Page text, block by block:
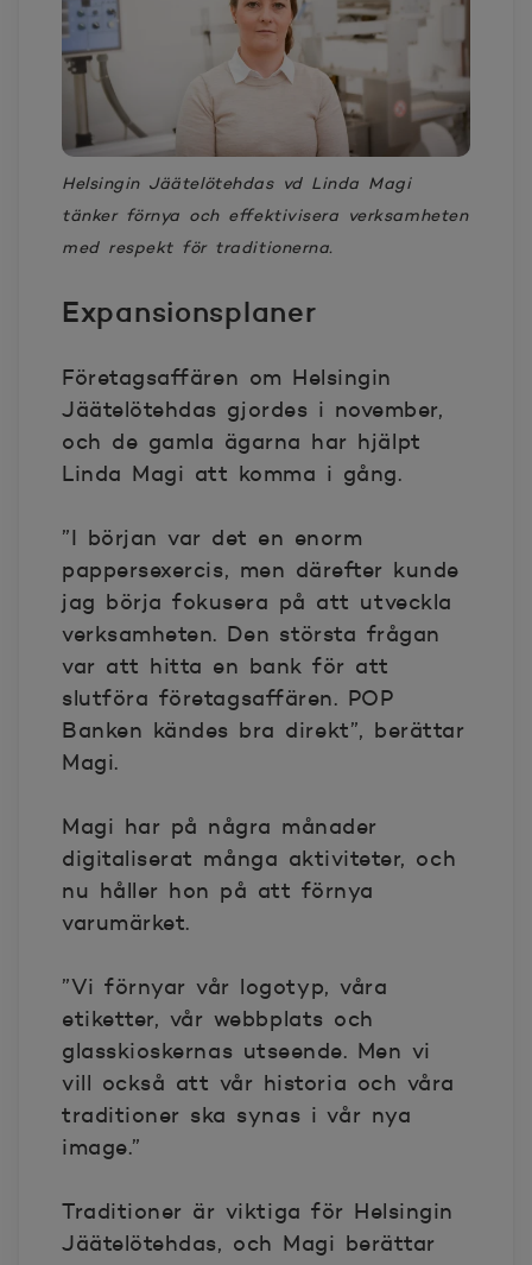
Helsingin Jäätelötehdas vd Linda Magi
tänker förnya och effektivisera verksamheten
med respekt för traditionerna.
Expansionsplaner
Företagsaffären om Helsingin
Jäätelötehdas gjordes i november,
och de gamla ägarna har hjälpt
Linda Magi att komma i gång.
”I början var det en enorm
pappersexercis, men därefter kunde
jag börja fokusera på att utveckla
verksamheten. Den största frågan
var att hitta en bank för att
slutföra företagsaffären. POP
Banken kändes bra direkt”, berättar
Magi.
Magi har på några månader
digitaliserat många aktiviteter, och
nu håller hon på att förnya
varumärket.
”Vi förnyar vår logotyp, våra
etiketter, vår webbplats och
glasskioskernas utseende. Men vi
vill också att vår historia och våra
traditioner ska synas i vår nya
image.”
Traditioner är viktiga för Helsingin
Jäätelötehdas, och Magi berättar